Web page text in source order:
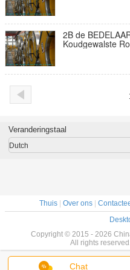
2B de
Koudgewalste
Chat
Veranderingstaal
Dutch
Thuis| Over ons|
Copyright © 2015 - 2026
All rights